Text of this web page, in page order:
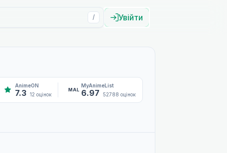
/ Увійти
AnimeON
7.3 12 оцінок
MAL
MyAnimeList
6.97 52788 оцінок